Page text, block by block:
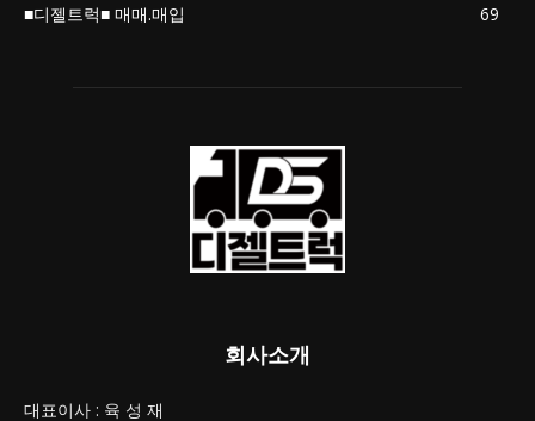
■디젤트럭■ 매매.매입
69
회사소개
대표이사 : 육 성 재